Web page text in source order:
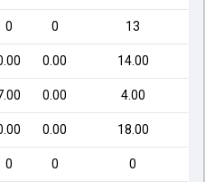
0 0 13
0.00 14.00
0.00 4.00
0.00 18.00
0 0 0